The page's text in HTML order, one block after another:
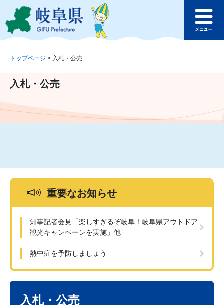
ジ
ュ
文
このページの本文へ
ュ
トップページ > 入札・公売
入札・公売
重要なお知らせ
知事記者会見「楽しすぎるぞ岐阜！岐阜県アウトドア
観光キャンペーンを実施」他
熱中症を予防しましょう
入札・公売